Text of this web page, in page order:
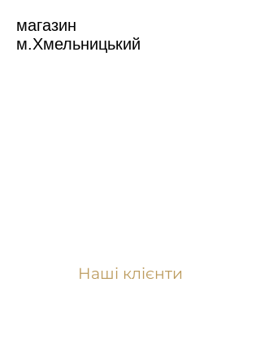
магазин
м.Хмельницький
Наші клієнти